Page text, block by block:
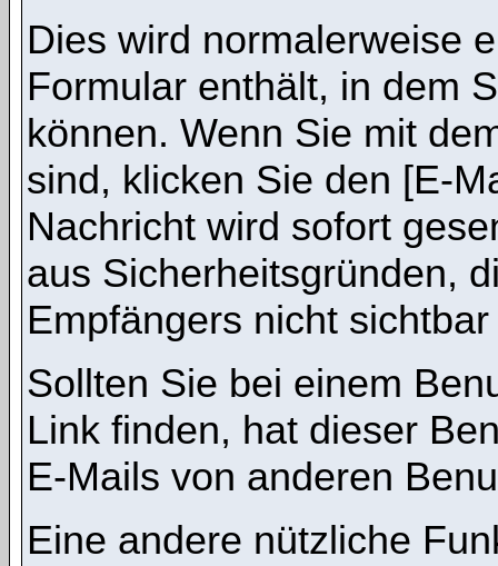
Dies wird normalerweise
Formular enthält, in dem
können. Wenn Sie mit
sind, klicken Sie den [E-
Nachricht wird sofort
aus Sicherheitsgründen,
Empfängers nicht
Sollten Sie bei einem
Link finden, hat dieser
E-Mails von anderen
Eine andere nützliche